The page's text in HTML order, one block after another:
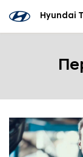
Hyundai